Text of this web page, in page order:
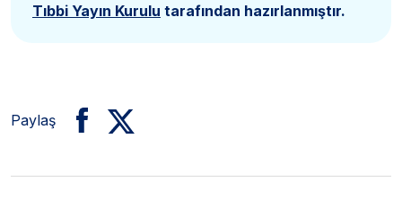
Tıbbi Yayın Kurulu tarafından hazırlanmıştır.
Paylaş